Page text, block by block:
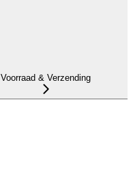
Voorraad & Verzending